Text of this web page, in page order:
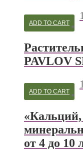
ADD TO CART
PAVLOV
ADD TO CART
от 4 до 10